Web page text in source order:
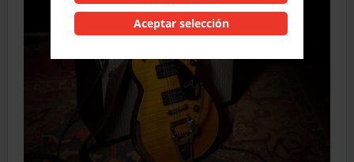
Aceptar selección